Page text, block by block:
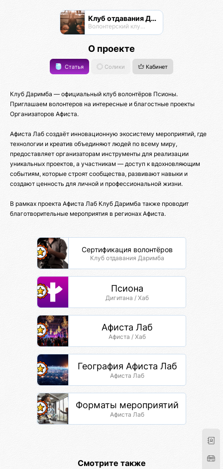
Клуб отдавания Даримба
Волонтерский клуб Псионы
О проекте
Статья Солики Кабинет
Клуб Даримба — официальный клуб волонтёров Псионы.
Приглашаем волонтеров на интересные и благостные проекты
Организаторов Афиста.
Афиста Лаб создаёт инновационную экосистему мероприятий, где
технологии и креатив объединяют людей по всему миру,
предоставляет организаторам инструменты для реализации
уникальных проектов, а участникам — доступ к вдохновляющим
событиям, которые строят сообщества, развивают навыки и
создают ценность для личной и профессиональной жизни.
В рамках проекта Афиста Лаб Клуб Даримба также проводит
благотворительные мероприятия в регионах Афиста.
Сертификация волонтёров
Клуб отдавания Даримба
Псиона
Дигитана / Хаб
Афиста Лаб
Афиста / Хаб
География Афиста Лаб
Афиста Лаб
Форматы мероприятий
Афиста Лаб
Смотрите также